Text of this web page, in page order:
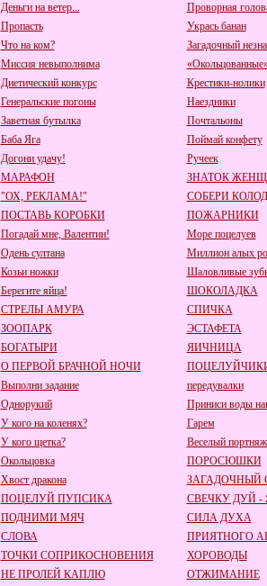
Деньги на ветер...
Проворная
Пропасть
Укрась банан
Что на ком?
Загадочный
Миссия невыполнима
Диетический конкурс
Крестики-нолики
Генеральские погоны
Наездники
Заветная бутылка
Почтальоны
Баба Яга
Поймай конфету
Догони удачу!
Ручеек
МАРАФОН
ЗНАТОК
"ОХ, РЕКЛАМА!"
СОБЕРИ
ПОСТАВЬ КОРОБКИ
ПОЖАРНИКИ
Погадай мне, Валентин!
Море поцелуев
Одень султана
Миллион алых
Козьи ножки
Шаловливые
Берегите яйца!
ШОКОЛАДКА
СТРЕЛЫ АМУРА
СПИЧКА
ЗООПАРК
ЭСТАФЕТА
БОГАТЫРИ
ЯИЧНИЦА
О ПЕРВОЙ БРАЧНОЙ НОЧИ
Выполни задание
передувалки
Однорукий
Приниси воды
У кого на коленях?
Гарем
У кого щетка?
Веселый
Окольцовка
ПОРОСЮШКИ
Хвост дракона
ЗАГАДОЧНЫЙ
ПОЦЕЛУЙ ПУПСИКА
СВЕЧКУ ДУЙ
ПОДНИМИ МЯЧ
СИЛА ДУХА
СЛОВА
ПРИЯТНОГО
ТОЧКИ СОПРИКОСНОВЕНИЯ
ХОРОВОДЫ
НЕ ПРОЛЕЙ КАПЛЮ
ОТЖИМАНИЕ